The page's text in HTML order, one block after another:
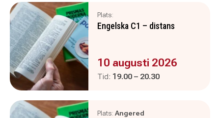
Plats:
Engelska C1 – distans
Evenemanget är :
10 augusti 2026
Tid: Pågår mellan
19.00 – och
20.30
Plats: Angered